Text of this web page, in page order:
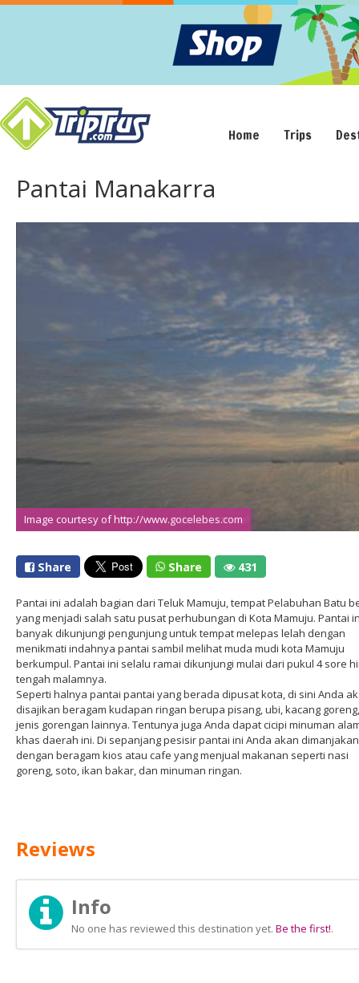
Home Trips
Pantai Manakarra
Image courtesy of http://www.indonesia.travel
Image courtesy of http://www.gocelebes.com
Share Share 431
Pantai ini adalah bagian dari Teluk Mamuju, tempat Pelabuhan Batu
yang menjadi salah satu pusat perhubungan di Kota Mamuju. Pantai
banyak dikunjungi pengunjung untuk tempat melepas lelah dengan
menikmati indahnya pantai sambil melihat muda mudi kota Mamuju
berkumpul. Pantai ini selalu ramai dikunjungi mulai dari pukul 4 sore
tengah malamnya.
Seperti halnya pantai pantai yang berada dipusat kota, di sini Anda
disajikan beragam kudapan ringan berupa pisang, ubi, kacang
jenis gorengan lainnya. Tentunya juga Anda dapat cicipi minuman
khas daerah ini. Di sepanjang pesisir pantai ini Anda akan dimanjakan
dengan beragam kios atau cafe yang menjual makanan seperti nasi
goreng, soto, ikan bakar, dan minuman ringan.
Reviews
Info
No one has reviewed this destination yet. Be the first!.